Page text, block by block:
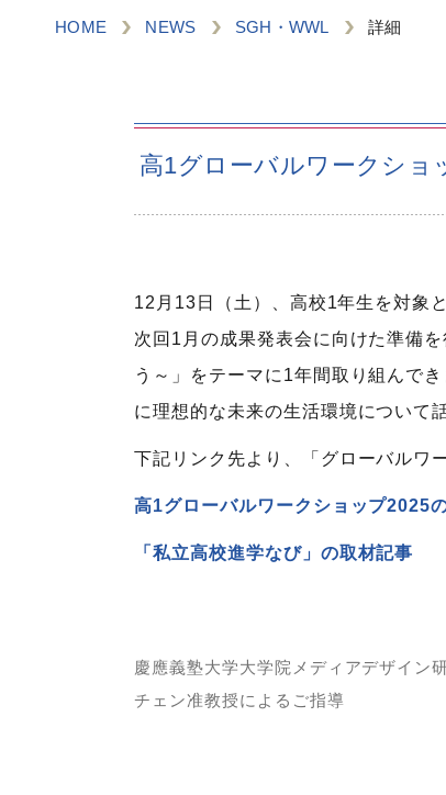
HOME NEWS SGH・WWL 詳細
高1グローバルワークショ
12月13日（土）、高校1年生を対象
次回1月の成果発表会に向けた準備
う～」をテーマに1年間取り組んで
に理想的な未来の生活環境について
下記リンク先より、「グローバルワ
高1グローバルワークショップ2025
「私立高校進学なび」の取材記事
慶應義塾大学大学院メディアデザイン
チェン准教授によるご指導